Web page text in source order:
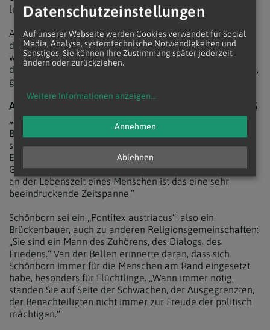
lebendig ist.“
Am Ende seiner Predigt wünschte sich Schönborn, dass
das gegenseitige Wohlwollen nie verloren gehe, "auch
wenn wir Konflikte miteinander haben. Wenn es stimmt,
dass Gott die Liebe ist, dann kann ER nur Wohlwollen sein,
grenzenloses Wohlwollen."
ANSPRACHE BUNDESPRÄSIDENT: SCHÖNBORN ALS
„PONTIFEX AUSTRIACUS“
Bundespräsident Alexander Van der Bellen würdigte in
seiner Ansprache den fast 30-jährigen Dienst als
Erzbischof: „Gemessen an der zweitausendjährigen
Geschichte der Kirche ist das eine kurze Zeit. Gemessen
an der Lebenszeit eines Menschen ist das eine sehr
beeindruckende Zeitspanne.“
Schönborn sei ein „Pontifex austriacus“, also ein
Brückenbauer, auch zu anderen Religionsgemeinschaften:
„Sie sind ein Mann des Zuhörens, des Dialogs, des
Friedens.“ Van der Bellen erinnerte daran, dass sich
Schönborn immer für die Menschen am Rand eingesetzt
habe, besonders für Flüchtlinge. „Wann immer nötig,
standen Sie auf Seite der Schwachen, der Ausgegrenzten,
der Benachteiligten nicht immer zur Freude der politisch
mächtigen.“
Datenschutzeinstellungen
Auf unserer Webseite werden Cookies verwendet für Social
Media, Analyse, systemtechnische Notwendigkeiten und
Sonstiges. Sie können Ihre Zustimmung später jederzeit
ändern oder zurückziehen.
Weitere Informationen anzeigen...
Ablehnen
Annehmen